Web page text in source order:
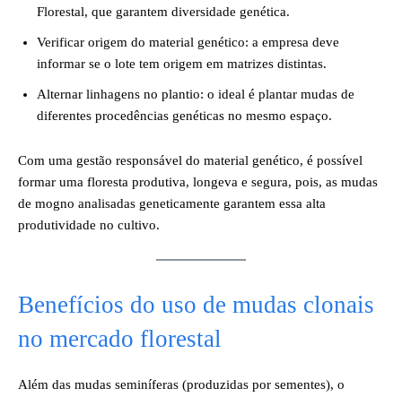
Florestal, que garantem diversidade genética.
Verificar origem do material genético: a empresa deve
informar se o lote tem origem em matrizes distintas.
Alternar linhagens no plantio: o ideal é plantar mudas de
diferentes procedências genéticas no mesmo espaço.
Com uma gestão responsável do material genético, é possível
formar uma floresta produtiva, longeva e segura, pois, as mudas
de mogno analisadas geneticamente garantem essa alta
produtividade no cultivo.
Benefícios do uso de mudas clonais
no mercado florestal
Além das mudas seminíferas (produzidas por sementes), o